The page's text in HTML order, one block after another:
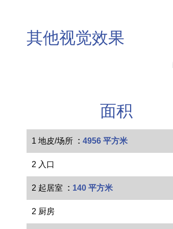
其他视觉效果
面积
1 地皮/场所 4956 平方米
2 入口
2 起居室 140 平方米
2 厨房